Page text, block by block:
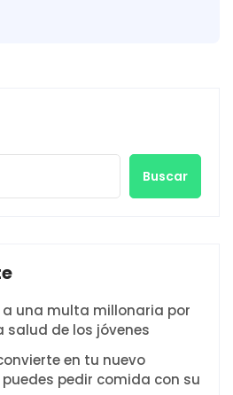
Buscar
una multa millonaria por
salud de los jóvenes
en tu nuevo
pedir comida con su